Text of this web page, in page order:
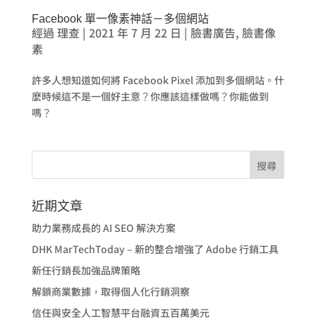
Facebook 單一像素神話－多個網站
經過理查 | 2021 年 7 月 22 日 | 臉書廣告, 臉書像
素
許多人想知道如何將 Facebook Pixel 添加到多個網站。什
麼時候這不是一個好主意？你應該這樣做嗎？你能做到
嗎？
近期文章
助力業務成長的 AI SEO 解決方案
DHK MarTechToday – 新的整合增強了 Adobe 行銷工具
新任行銷長加強品牌策略
解鎖商業數據，取得個人化行銷洞察
信任與安全人工智慧平台融資五百萬美元